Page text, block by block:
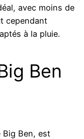
avec moins de
cependant
à la pluie.
Ben
Big Ben, est